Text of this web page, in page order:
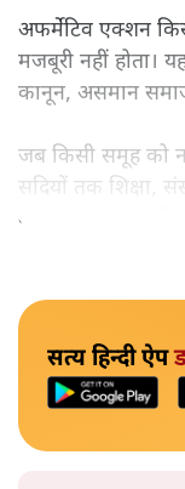
अफर्मेटिव एक्शन
मजबूरी नहीं होता।
कानून, असमान
जब किसी समूह को
सदियों तक शिक्षा,
केवल ‘सब बराबर हैं’
सत्य हिन्दी ऐप